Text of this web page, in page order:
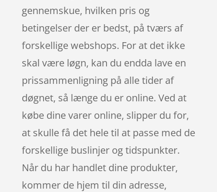
gennemskue, hvilken pris og
betingelser der er bedst, på tværs af
forskellige webshops. For at det ikke
skal være løgn, kan du endda lave en
prissammenligning på alle tider af
døgnet, så længe du er online. Ved at
købe dine varer online, slipper du for,
at skulle få det hele til at passe med de
forskellige buslinjer og tidspunkter.
Når du har handlet dine produkter,
kommer de hjem til din adresse,